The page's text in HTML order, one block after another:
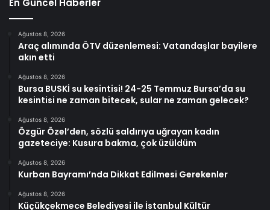
En Güncel Haberler
Ağustos 8, 2026
Araç alımında ÖTV düzenlemesi: Vatandaşlar bayilere
akın etti
Ağustos 8, 2026
Bursa BUSKİ su kesintisi! 24-25 Temmuz Bursa’da su
kesintisi ne zaman bitecek, sular ne zaman gelecek?
Ağustos 8, 2026
Özgür Özel’den, sözlü saldırıya uğrayan kadın
gazeteciye: Kusura bakma, çok üzüldüm
Ağustos 8, 2026
Kurban Bayramı’nda Dikkat Edilmesi Gerekenler
Ağustos 8, 2026
Küçükçekmece Belediyesi ile İstanbul Kültür